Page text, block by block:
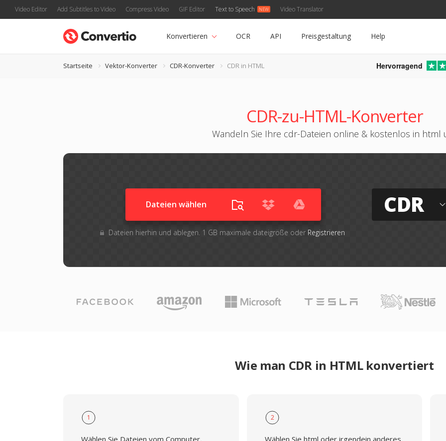
Video Editor Add Subtitles to Video Compress Video GIF Editor Text to Speech Video Translator
Konvertieren OCR API Preisgestaltung Help
Startseite Vektor-Konverter CDR-Konverter CDR in HTML Hervorragend
CDR-zu-HTML-Konverter
Wandeln Sie Ihre cdr-Dateien online & kostenlos in html
Dateien wählen
Dateien hierhin und ablegen. 1 GB maximale dateigröße oder Registrieren
CDR
Wie man CDR in HTML konvertiert
1
Wählen Sie Dateien vom Computer,
2
Wählen Sie html oder irgendein anderes